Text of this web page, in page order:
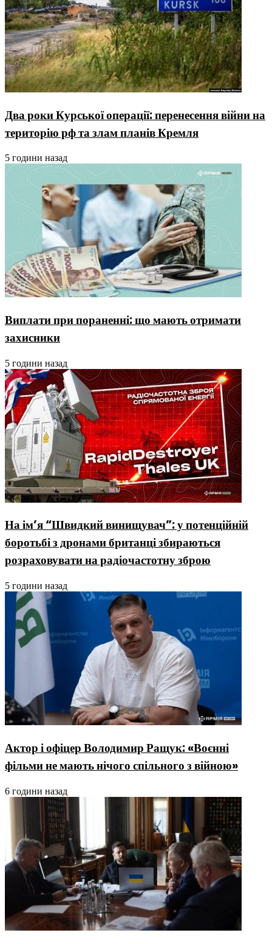
Два роки Курської операції: перенесення війни на
територію рф та злам планів Кремля
5 години назад
Виплати при пораненні: що мають отримати
захисники
5 години назад
На ім’я “Швидкий винищувач”: у потенційній
боротьбі з дронами британці збираються
розраховувати на радіочастотну зброю
5 години назад
Актор і офіцер Володимир Ращук: «Воєнні
фільми не мають нічого спільного з війною»
6 години назад